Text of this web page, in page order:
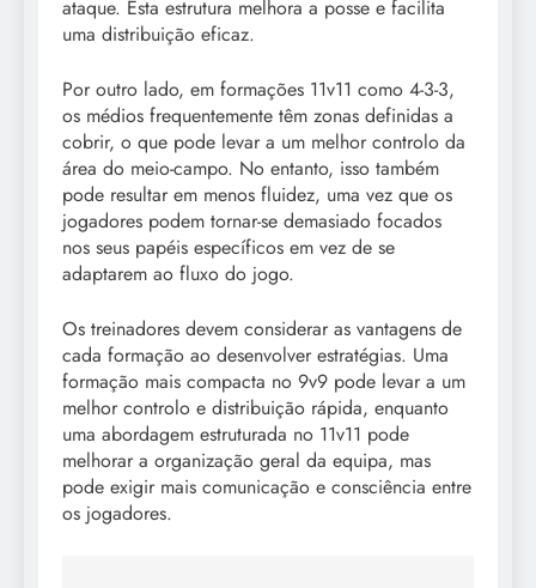
ataque. Esta estrutura melhora a posse e facilita
uma distribuição eficaz.
Por outro lado, em formações 11v11 como 4-3-3,
os médios frequentemente têm zonas definidas a
cobrir, o que pode levar a um melhor controlo da
área do meio-campo. No entanto, isso também
pode resultar em menos fluidez, uma vez que os
jogadores podem tornar-se demasiado focados
nos seus papéis específicos em vez de se
adaptarem ao fluxo do jogo.
Os treinadores devem considerar as vantagens de
cada formação ao desenvolver estratégias. Uma
formação mais compacta no 9v9 pode levar a um
melhor controlo e distribuição rápida, enquanto
uma abordagem estruturada no 11v11 pode
melhorar a organização geral da equipa, mas
pode exigir mais comunicação e consciência entre
os jogadores.